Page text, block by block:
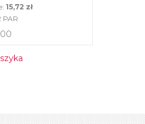
15,72 zł
PAR